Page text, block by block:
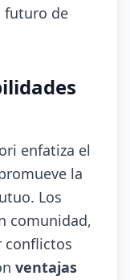
futuro de
enfatiza el
la
Los
comunidad,
conflictos
ventajas